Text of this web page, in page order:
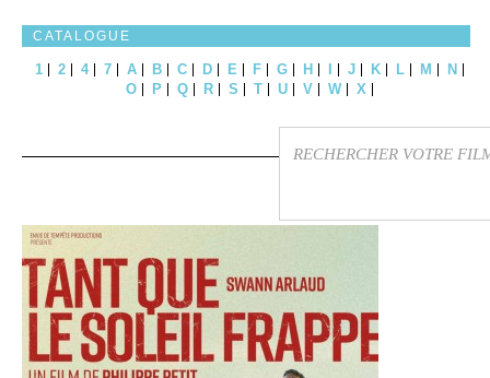
CATALOGUE
1 2 4 7 A B C D E F G H J K L M
N
O
P Q R S T U V W X